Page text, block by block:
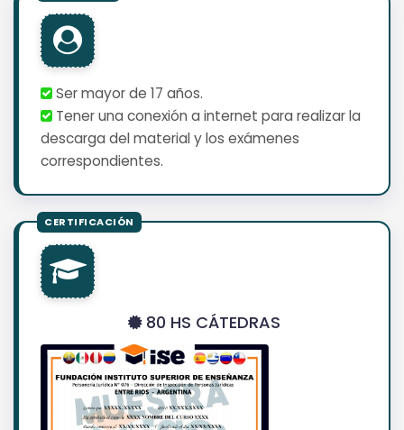
Ser mayor de 17 años.
Tener una conexión a internet para realizar la
descarga del material y los exámenes
correspondientes.
80 HS CÁTEDRAS